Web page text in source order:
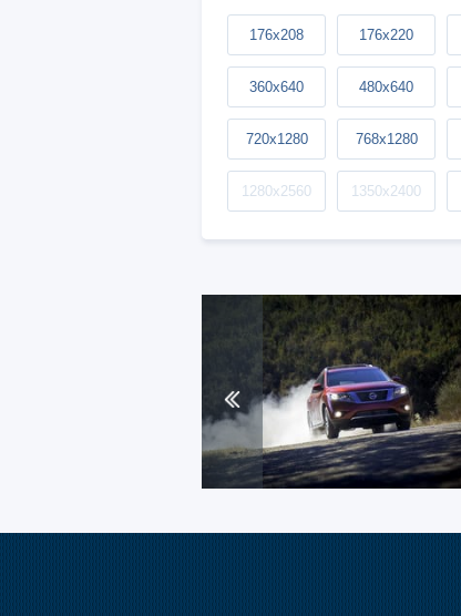
176x208 176x220
360x640 480x640
720x1280 768x1280
1280x2560 1350x2400